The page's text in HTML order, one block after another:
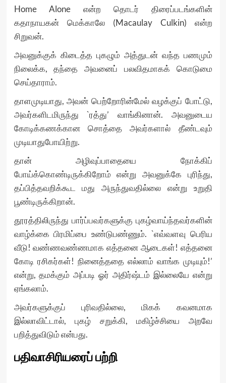
Home Alone என்ற தொடர் திரைப்படங்களின்
கதாநாயகன் மெக்காலே (Macaulay Culkin) என்ற
சிறுவன்.
அவனுக்குக் கிடைத்த புகழும் அத்துடன் வந்த பணமும்
நிலைக்க, தந்தை அவனைப் பலவிதமாகக் கொடுமை
செய்தாராம்.
தாளமுடியாது, அவன் பெற்றோரின்மேல் வழக்குப் போட்டு,
அவர்களிடமிருந்து `ரத்து’ வாங்கினான். அவனுடைய
கோடிக்கணக்கான சொத்தை அவர்களால் தீண்டவும்
முடியாதுபோயிற்று.
தான் அழிவுப்பாதையை நோக்கிப்
போய்க்கொண்டிருக்கிறோம் என்று அவனுக்கே புரிந்து,
தப்பித்தவறிக்கூட மது அருந்துவதில்லை என்று உறுதி
பூண்டிருக்கிறான்.
தூரத்திலிருந்து பார்ப்பவர்களுக்கு புகழ்வாய்ந்தவர்களின்
வாழ்க்கை பிரமிப்பை உண்டுபண்ணும். `எவ்வளவு பெரிய
வீடு! வண்ணவண்ணமாக எத்தனை ஆடைகள்! எத்தனை
கோடி ரசிகர்கள்! நினைத்ததை எல்லாம் வாங்க முடியும்!’
என்று, தமக்கும் அப்படி ஓர் அதிர்ஷ்டம் இல்லையே என்று
ஏங்கலாம்.
அவர்களுக்குப் புரிவதில்லை, மிகக் கவனமாக
இல்லாவிட்டால், புகழ் சறுக்கி, மகிழ்ச்சியை அறவே
பறித்துவிடும் என்பது.
பதிவாசிரியரைப் பற்றி